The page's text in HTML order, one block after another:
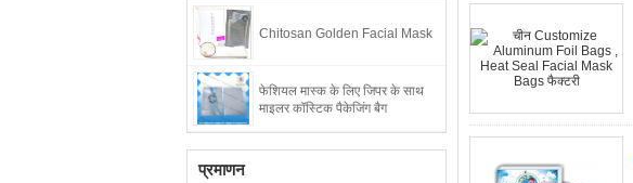
Chitosan Golden Facial Mask
फेशियल मास्क के लिए जिपर के साथ
माइलर कॉस्टिक पैकेजिंग बैग
प्रमाणन